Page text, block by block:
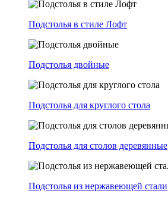
Подстолья в стиле Лофт
Подстолья двойные
Подстолья для круглого стола
Подстолья для столов деревянные
Подстолья из нержавеющей стали